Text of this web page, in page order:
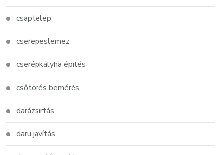
csaptelep
cserepeslemez
cserépkályha építés
csőtörés bemérés
darázsirtás
daru javítás